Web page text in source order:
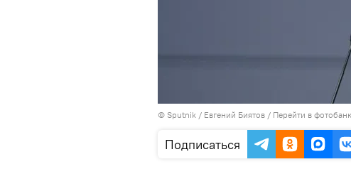
© Sputnik / Евгений Биятов / Перейти в фотобанк
Подписаться